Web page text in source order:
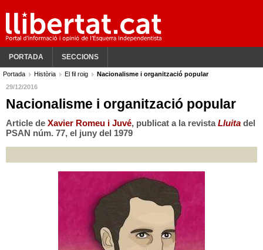
PORTADA SECCIONS
Portada Història El fil roig
Nacionalisme i organització popular
29/12/2016
Nacionalisme i organització popular
Article de Xavier Romeu i Juvé, publicat a larevistaLluita del
PSAN núm. 77, el juny del 1979